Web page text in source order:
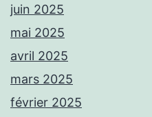
juin 2025
mai 2025
avril 2025
mars 2025
février 2025